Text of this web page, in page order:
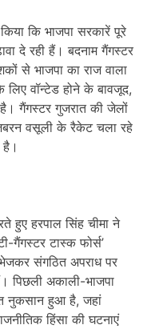
किया कि भाजपा सरकारें पूरे
दे रही हैं। बदनाम गैंगस्टर
से भाजपा का राज वाला
लिए वॉन्टेड होने के बावजूद,
गैंगस्टर गुजरात की जेलों
वसूली के रैकेट चला रहे
हुए हरपाल सिंह चीमा ने
गैंगस्टर टास्क फोर्स’
संगठित अपराध पर
अकाली-भाजपा
नुकसान हुआ है, जहां
हिंसा की घटनाएं